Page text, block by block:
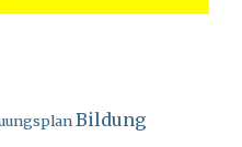
Bildung